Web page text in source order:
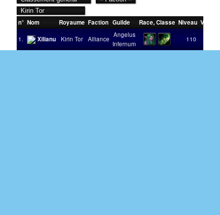
n° Nom Royaume Faction Guilde Race,Classe Niveau
1. Xilianu Kirin Tor Alliance
Angelus
Infernum
110